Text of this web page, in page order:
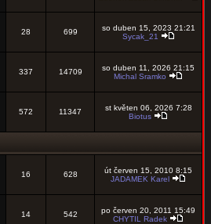
28 699
so duben 15, 2023 21:21
Sycak_21
337 14709
so duben 11, 2026 21:15
Michal Sramko
572 11347
st květen 06, 2026 7:28
Biotus
16 628
út červen 15, 2010 8:15
JADAMEK Karel
14 542
po červen 20, 2011 15:49
CHYTIL Radek